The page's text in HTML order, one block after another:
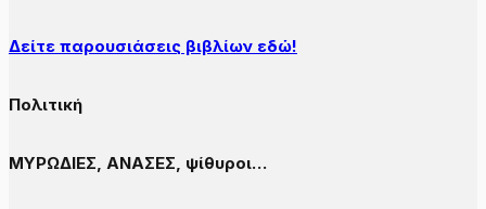
Δείτε παρουσιάσεις βιβλίων εδώ!
Πολιτική
ΜΥΡΩΔΙΕΣ, ΑΝΑΣΕΣ, ψίθυροι…